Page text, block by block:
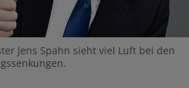
Jens Spahn sieht viel Luft bei den